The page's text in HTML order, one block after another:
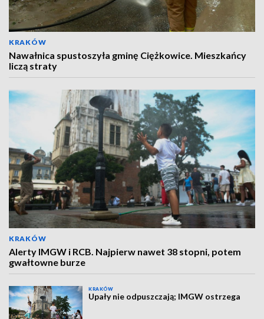
KRAKÓW
Nawałnica spustoszyła gminę Ciężkowice. Mieszkańcy
liczą straty
KRAKÓW
Alerty IMGW i RCB. Najpierw nawet 38 stopni, potem
gwałtowne burze
KRAKÓW
Upały nie odpuszczają; IMGW ostrzega